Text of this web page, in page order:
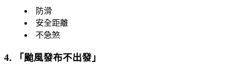
防滑
安全距離
不急煞
4. 「颱風發布不出發 」